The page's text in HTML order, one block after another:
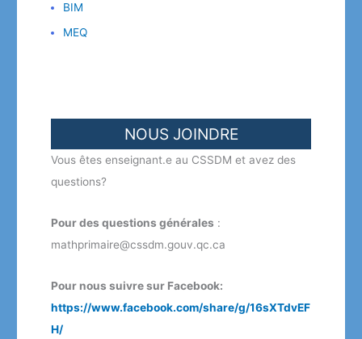
BIM
MEQ
NOUS JOINDRE
Vous êtes enseignant.e au CSSDM et avez des
questions?
Pour des questions générales :
mathprimaire@cssdm.gouv.qc.ca
Pour nous suivre sur Facebook:
https://www.facebook.com/share/g/16sXTdvEF
H/